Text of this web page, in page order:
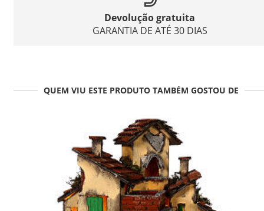
Devolução gratuita
GARANTIA DE ATÉ 30 DIAS
QUEM VIU ESTE PRODUTO TAMBÉM GOSTOU DE